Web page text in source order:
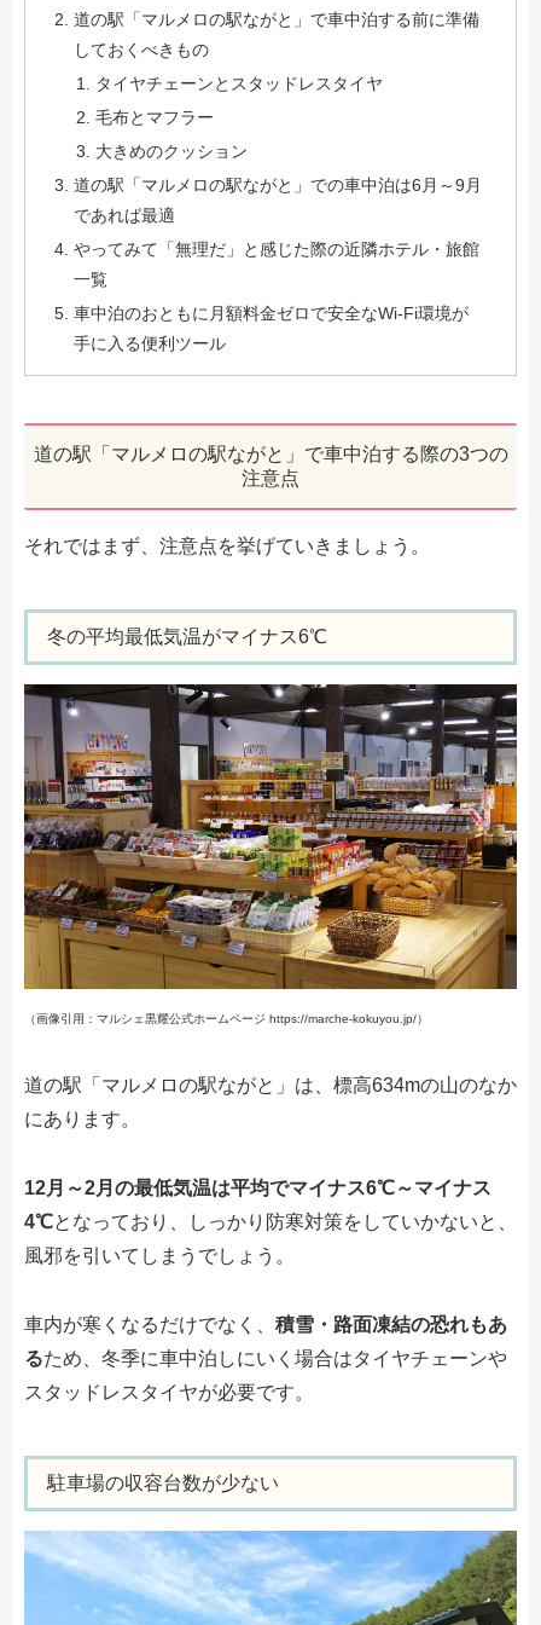
道の駅「マルメロの駅ながと」で車中泊する前に準備
しておくべきもの
タイヤチェーンとスタッドレスタイヤ
毛布とマフラー
大きめのクッション
道の駅「マルメロの駅ながと」での車中泊は6月～9月
であれば最適
やってみて「無理だ」と感じた際の近隣ホテル・旅館
一覧
車中泊のおともに月額料金ゼロで安全なWi-Fi環境が
手に入る便利ツール
道の駅「マルメロの駅ながと」で車中泊する際の3つの
注意点
それではまず、注意点を挙げていきましょう。
冬の平均最低気温がマイナス6℃
（画像引用：マルシェ黒耀公式ホームページ https://marche-kokuyou.jp/）
道の駅「マルメロの駅ながと」は、標高634mの山のなか
にあります。
12月～2月の最低気温は平均でマイナス6℃～マイナス
4℃となっており、しっかり防寒対策をしていかないと、
風邪を引いてしまうでしょう。
車内が寒くなるだけでなく、 積雪・路面凍結の恐れもあ
るため、冬季に車中泊しにいく場合はタイヤチェーンや
スタッドレスタイヤが必要です。
駐車場の収容台数が少ない